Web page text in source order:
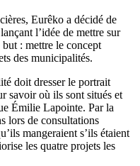
Eurêko a décidé de
l’idée de mettre sur
: mettre le concept
des municipalités.
doit dresser le portrait
savoir où ils sont situés et
Émilie Lapointe. Par la
lors de consultations
mangeraient s’ils étaient
les quatre projets les